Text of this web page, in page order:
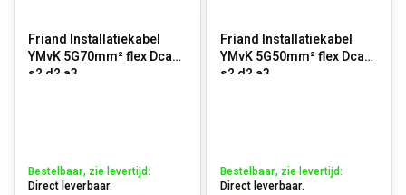
Friand Installatiekabel
YMvK 5G70mm² flex Dca-
s2,d2,a3
Bestelbaar, zie levertijd:
Direct leverbaar.
Friand Installatiekabel
YMvK 5G50mm² flex Dca-
s2,d2,a3
Bestelbaar, zie levertijd:
Direct leverbaar.